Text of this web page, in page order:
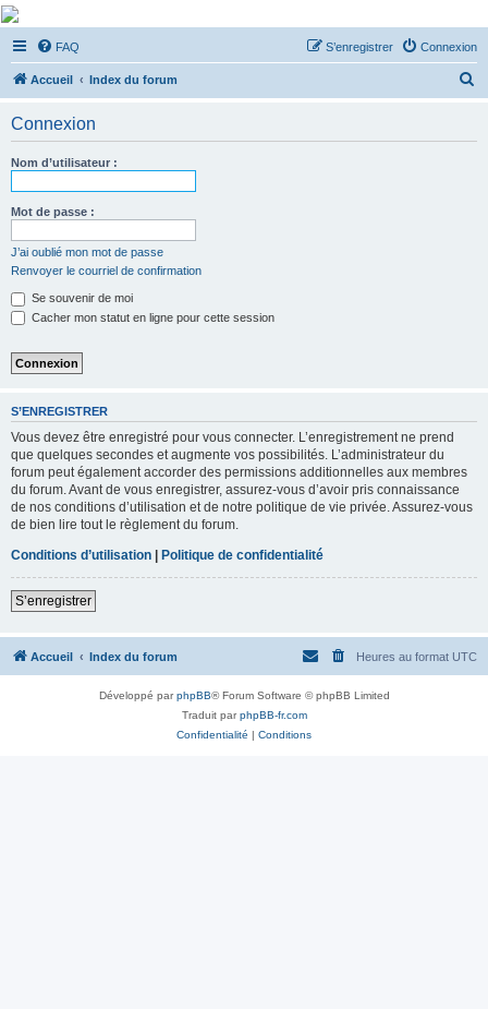
De Musicae Militari -
Forums
Forums de discussions
FAQ Connexion
S’enregistrer
Accueil Index du forum
Connexion
Nom d’utilisateur :
Mot de passe :
J’ai oublié mon mot de passe
Renvoyer le courriel de confirmation
Se souvenir de moi
Cacher mon statut en ligne pour cette session
S’ENREGISTRER
Vous devez être enregistré pour vous connecter. L’enregistrement ne prend
que quelques secondes et augmente vos possibilités. L’administrateur du
forum peut également accorder des permissions additionnelles aux membres
du forum. Avant de vous enregistrer, assurez-vous d’avoir pris connaissance
de nos conditions d’utilisation et de notre politique de vie privée. Assurez-vous
de bien lire tout le règlement du forum.
Conditions d’utilisation | Politique de confidentialité
S’enregistrer
Accueil Index du forum Heures au format UTC
Développé parphpBB® Forum Software © phpBB Limited
Traduit parphpBB-fr.com
Confidentialité | Conditions